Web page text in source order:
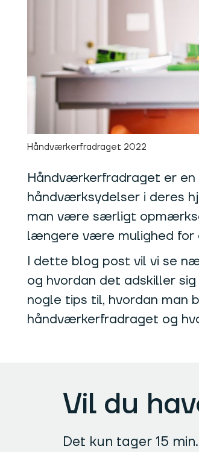
Håndværkerfradraget 2022
Håndværkerfradraget er en
håndværksydelser i deres
man være særligt
længere være mulighed for
I dette blog post vil vi se
og hvordan det adskiller
nogle tips til, hvordan man
håndværkerfradraget og
Vil du
Det kun tager 15